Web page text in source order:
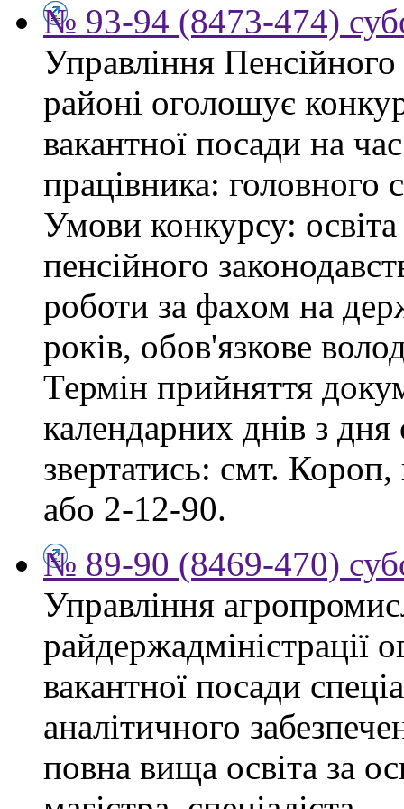
№ 93-94 (8473-474)
Управління
районі оголошує
вакантної посади на
працівника: головного
Умови конкурсу:
пенсійного
роботи за фахом на
років, обов'язкове
Термін прийняття
календарних днів з
звертатись: смт.
або 2-12-90.
№ 89-90 (8469-470)
Управління
райдержадміністрації
вакантної посади
аналітичного
повна вища освіта за